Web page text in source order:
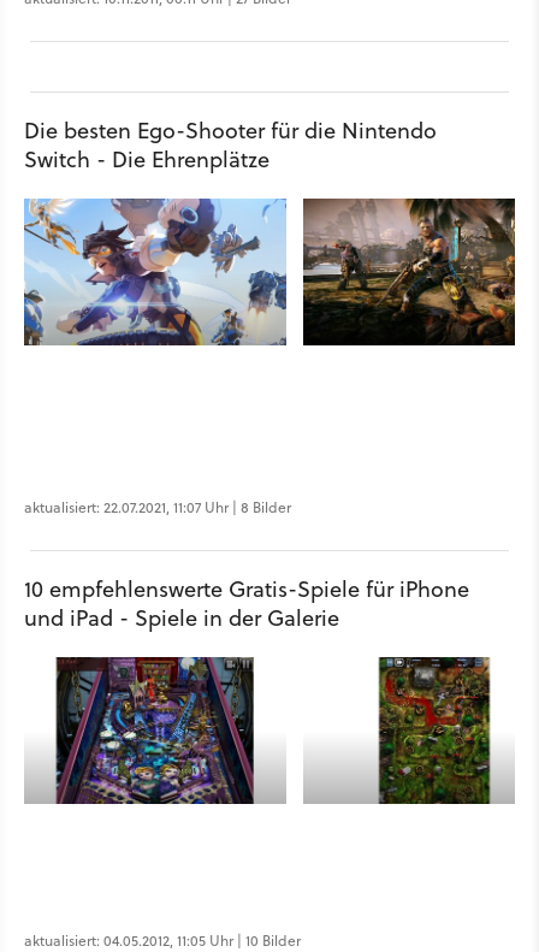
Die besten Ego-Shooter für die Nintendo
Switch - Die Ehrenplätze
aktualisiert: 22.07.2021, 11:07 Uhr | 8 Bilder
10 empfehlenswerte Gratis-Spiele für iPhone
und iPad - Spiele in der Galerie
aktualisiert: 04.05.2012, 11:05 Uhr | 10 Bilder